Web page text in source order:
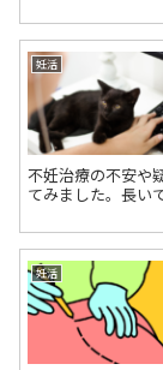
妊活
不妊治療の不安や
てみました。長いで
妊活